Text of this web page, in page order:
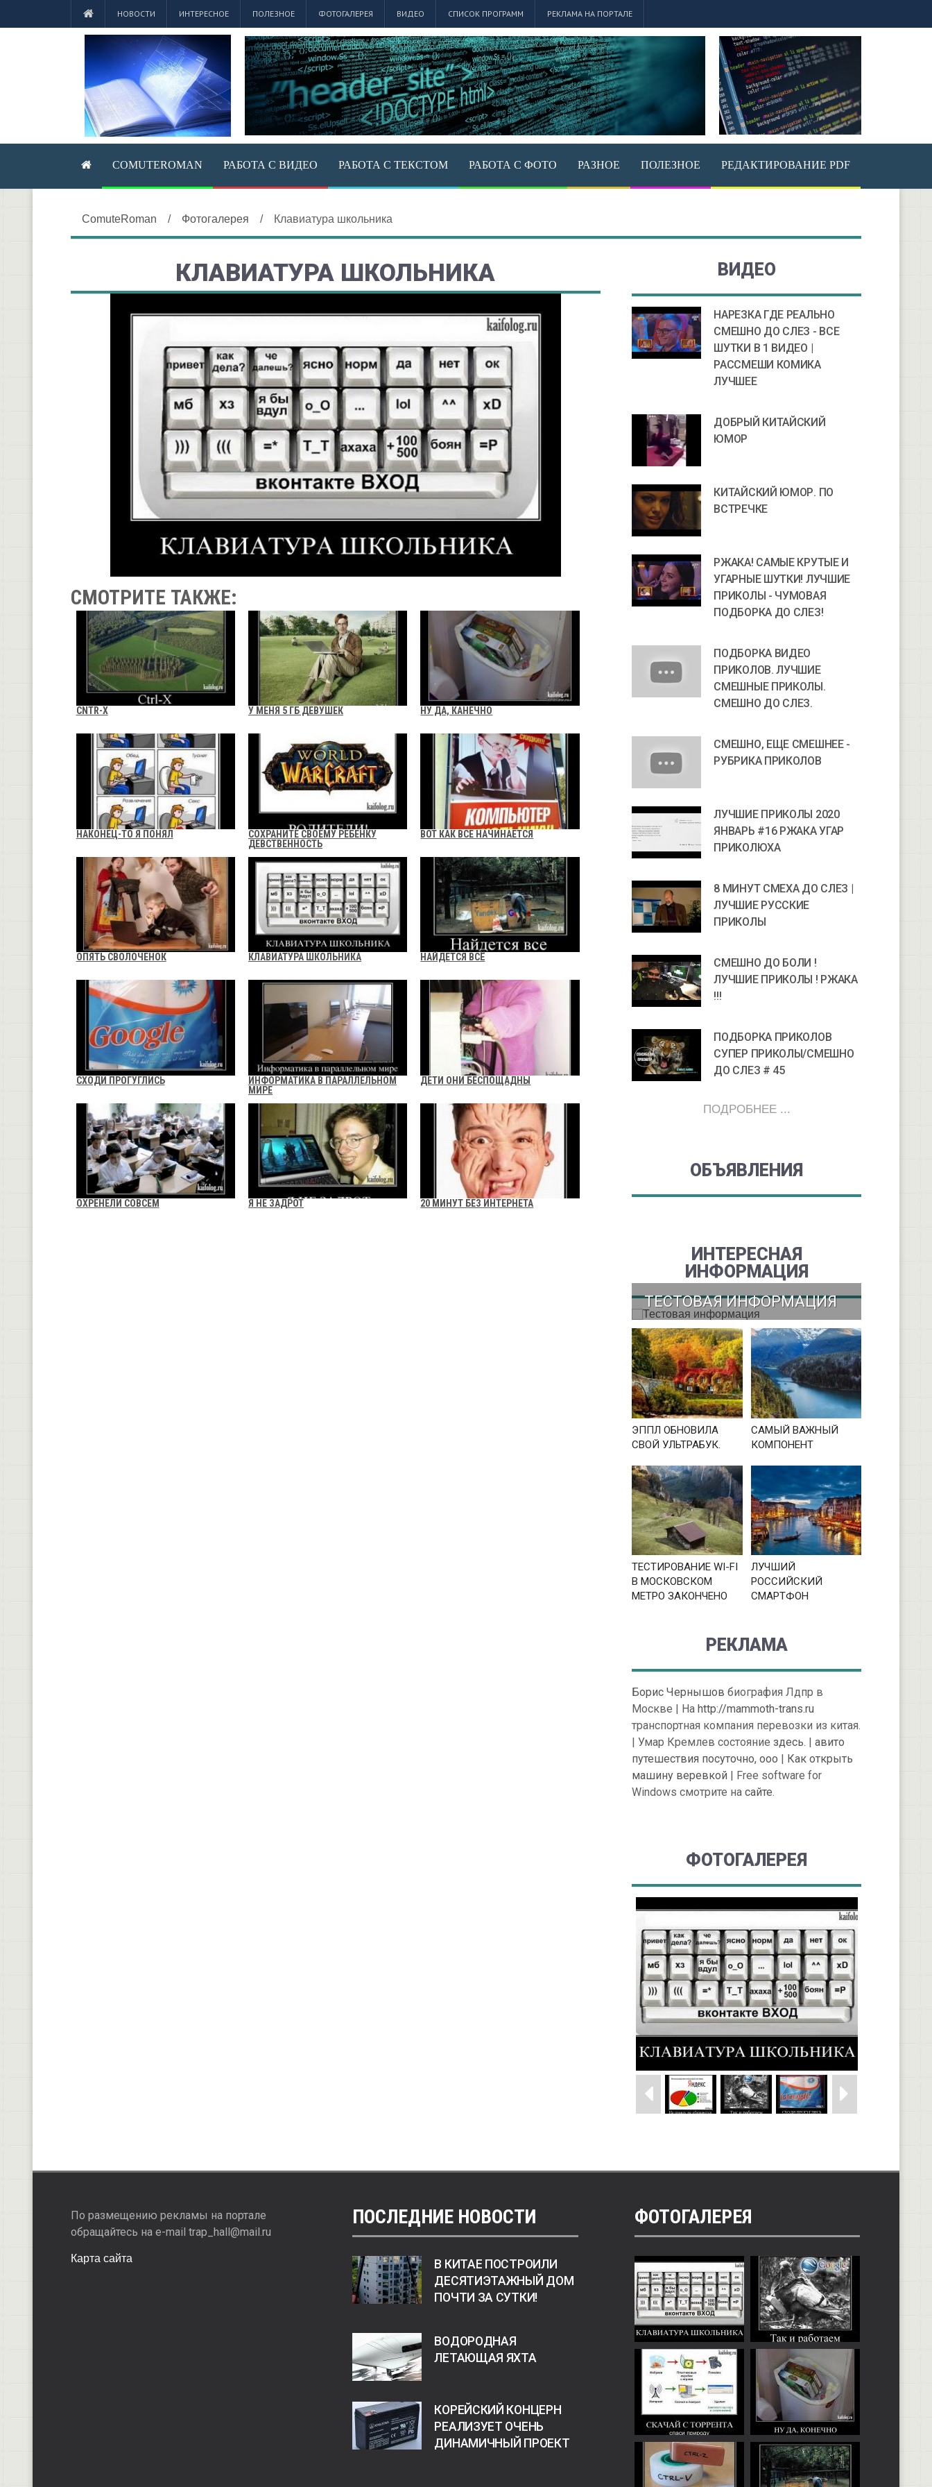
НОВОСТИ ИНТЕРЕСНОЕ ПОЛЕЗНОЕ ФОТОГАЛЕРЕЯ ВИДЕО СПИСОК ПРОГРАММ РЕКЛАМА НА ПОРТАЛЕ
COMUTEROMAN РАБОТА С ВИДЕО РАБОТА С ТЕКСТОМ РАБОТА С ФОТО РАЗНОЕ ПОЛЕЗНОЕ РЕДАКТИРОВАНИЕ PDF
ComuteRoman / Фотогалерея / Клавиатура школьника
КЛАВИАТУРА ШКОЛЬНИКА
СМОТРИТЕ ТАКЖЕ:
CNTR-X У МЕНЯ 5 ГБ ДЕВУШЕК НУ ДА, КАНЕЧНО
НАКОНЕЦ-ТО Я ПОНЯЛ
СОХРАНИТЕ СВОЕМУ РЕБЕНКУ
ДЕВСТВЕННОСТЬ
ВОТ КАК ВСЕ НАЧИНАЕТСЯ
ОПЯТЬ СВОЛОЧЕНОК КЛАВИАТУРА ШКОЛЬНИКА НАЙДЕТСЯ ВСЁ
СХОДИ ПРОГУГЛИСЬ
ИНФОРМАТИКА В ПАРАЛЛЕЛЬНОМ
МИРЕ
ДЕТИ ОНИ БЕСПОЩАДНЫ
ОХРЕНЕЛИ СОВСЕМ Я НЕ ЗАДРОТ 20 МИНУТ БЕЗ ИНТЕРНЕТА
ВИДЕО
НАРЕЗКА ГДЕ РЕАЛЬНО
СМЕШНО ДО СЛЕЗ - ВСЕ
ШУТКИ В 1 ВИДЕО |
РАССМЕШИ КОМИКА
ЛУЧШЕЕ
ДОБРЫЙ КИТАЙСКИЙ
ЮМОР
КИТАЙСКИЙ ЮМОР. ПО
ВСТРЕЧКЕ
РЖАКА! САМЫЕ КРУТЫЕ И
УГАРНЫЕ ШУТКИ! ЛУЧШИЕ
ПРИКОЛЫ - ЧУМОВАЯ
ПОДБОРКА ДО СЛЕЗ!
ПОДБОРКА ВИДЕО
ПРИКОЛОВ. ЛУЧШИЕ
СМЕШНЫЕ ПРИКОЛЫ.
СМЕШНО ДО СЛЕЗ.
СМЕШНО, ЕЩЕ СМЕШНЕЕ -
РУБРИКА ПРИКОЛОВ
ЛУЧШИЕ ПРИКОЛЫ 2020
ЯНВАРЬ #16 РЖАКА УГАР
ПРИКОЛЮХА
8 МИНУТ СМЕХА ДО СЛЕЗ |
ЛУЧШИЕ РУССКИЕ
ПРИКОЛЫ
СМЕШНО ДО БОЛИ !
ЛУЧШИЕ ПРИКОЛЫ ! РЖАКА
!!!
ПОДБОРКА ПРИКОЛОВ
СУПЕР ПРИКОЛЫ/СМЕШНО
ДО СЛЕЗ # 45
ПОДРОБНЕЕ ...
ОБЪЯВЛЕНИЯ
ИНТЕРЕСНАЯ
ИНФОРМАЦИЯ
ТЕСТОВАЯ ИНФОРМАЦИЯ
ЭППЛ ОБНОВИЛА
СВОЙ УЛЬТРАБУК.
САМЫЙ ВАЖНЫЙ
КОМПОНЕНТ
ТЕСТИРОВАНИЕ WI-FI
В МОСКОВСКОМ
МЕТРО ЗАКОНЧЕНО
ЛУЧШИЙ
РОССИЙСКИЙ
СМАРТФОН
РЕКЛАМА
Борис Чернышов биография Лдпр в
Москве | Наhttp://mammoth-trans.ru
транспортная компания перевозки из китая.
| Умар Кремлев состояниездесь. |авито
путешествия посуточно, ооо | Как открыть
машину веревкой | Free software for
Windows смотрите насайте.
ФОТОГАЛЕРЕЯ
По размещению рекламы на портале
обращайтесь на e-mail trap_hall@mail.ru
Карта сайта
ПОСЛЕДНИЕ НОВОСТИ
В КИТАЕ ПОСТРОИЛИ
ДЕСЯТИЭТАЖНЫЙ ДОМ
ПОЧТИ ЗА СУТКИ!
ВОДОРОДНАЯ
ЛЕТАЮЩАЯ ЯХТА
КОРЕЙСКИЙ КОНЦЕРН
РЕАЛИЗУЕТ ОЧЕНЬ
ДИНАМИЧНЫЙ ПРОЕКТ
ФОТОГАЛЕРЕЯ